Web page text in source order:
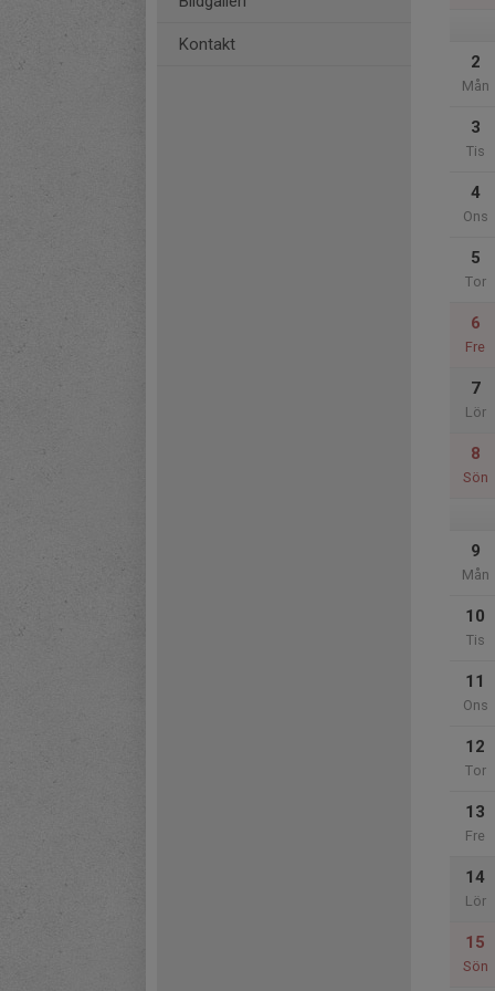
Kontakt
2
Mån
3
Tis
4
Ons
5
Tor
6
Fre
7
Lör
8
Sön
9
Mån
10
Tis
11
Ons
12
Tor
13
Fre
14
Lör
15
Sön